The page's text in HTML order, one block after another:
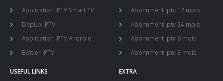
Application IPTV Smart TV
Deplux IPTV
Application IPTV Android
Boitier IPTV
Abonnment iptv 12 mois
Abonnment iptv 24 mois
Abonnment iptv 6 mois
Abonnment iptv 3 mois
USEFUL LINKS EXTRA